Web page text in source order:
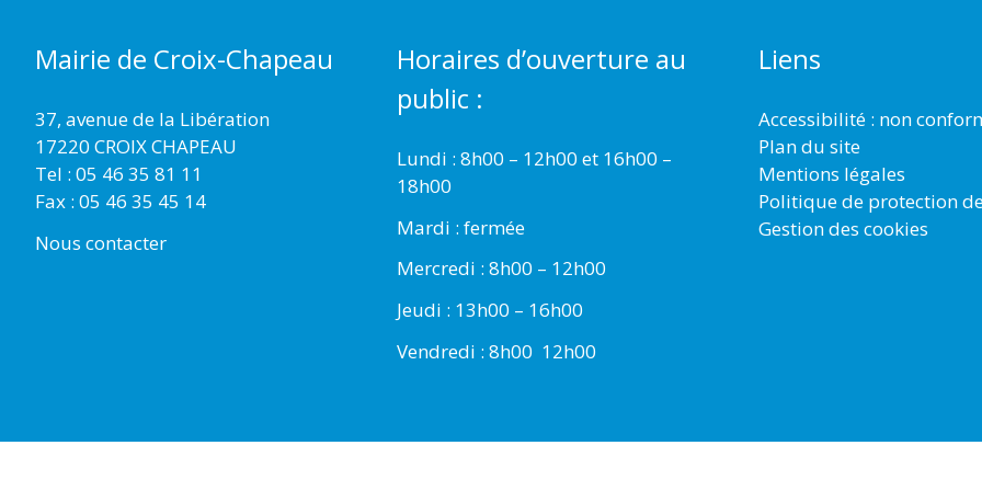
Mairie de Croix-Chapeau
37, avenue de la Libération
17220 CROIX CHAPEAU
Tel : 05 46 35 81 11
Fax : 05 46 35 45 14
Nous contacter
Horaires d’ouverture au
public :
Lundi : 8h00 – 12h00 et 16h00 –
18h00
Mardi : fermée
Mercredi : 8h00 – 12h00
Jeudi : 13h00 – 16h00
Vendredi : 8h00  12h00
Liens
Accessibilité : non
Plan du site
Mentions légales
Politique de protection
Gestion des cookies